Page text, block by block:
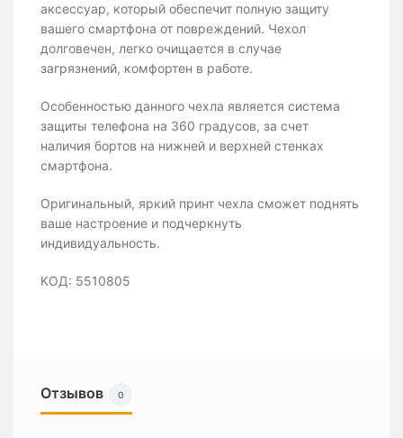
аксессуар, который обеспечит полную защиту
вашего смартфона от повреждений. Чехол
долговечен, легко очищается в случае
загрязнений, комфортен в работе.
Особенностью данного чехла является система
защиты телефона на 360 градусов, за счет
наличия бортов на нижней и верхней стенках
смартфона.
Оригинальный, яркий принт чехла сможет поднять
ваше настроение и подчеркнуть
индивидуальность.
КОД: 5510805
Отзывов 0